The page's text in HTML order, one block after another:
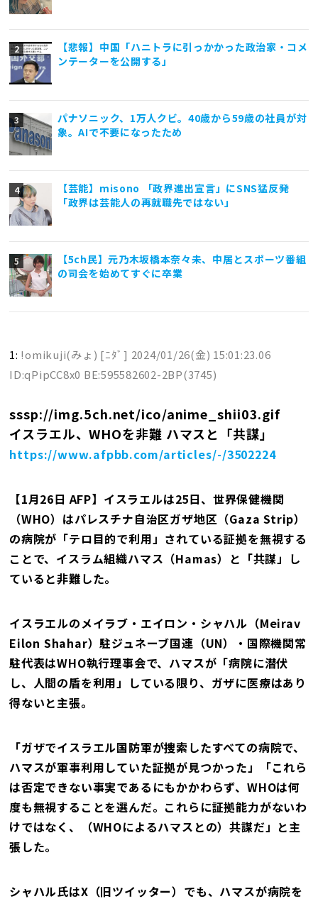
【悲報】中国「ハニトラに引っかかった政治家・コメ
ンテーターを公開する」
パナソニック、1万人クビ。40歳から59歳の社員が対
象。AIで不要になったため
【芸能】misono 「政界進出宣言」にSNS猛反発
「政界は芸能人の再就職先ではない」
【5ch民】元乃木坂橋本奈々未、中居とスポーツ番組
の司会を始めてすぐに卒業
1: !omikuji(みょ) [ﾆﾀﾞ] 2024/01/26(金) 15:01:23.06
ID:qPipCC8x0 BE:595582602-2BP(3745)
sssp://img.5ch.net/ico/anime_shii03.gif
イスラエル、WHOを非難 ハマスと「共謀」
https://www.afpbb.com/articles/-/3502224
【1月26日 AFP】イスラエルは25日、世界保健機関
（WHO）はパレスチナ自治区ガザ地区（Gaza Strip）
の病院が「テロ目的で利用」されている証拠を無視する
ことで、イスラム組織ハマス（Hamas）と「共謀」し
ていると非難した。
イスラエルのメイラブ・エイロン・シャハル（Meirav
Eilon Shahar）駐ジュネーブ国連（UN）・国際機関常
駐代表はWHO執行理事会で、ハマスが「病院に潜伏
し、人間の盾を利用」している限り、ガザに医療はあり
得ないと主張。
「ガザでイスラエル国防軍が捜索したすべての病院で、
ハマスが軍事利用していた証拠が見つかった」「これら
は否定できない事実であるにもかかわらず、WHOは何
度も無視することを選んだ。これらに証拠能力がないわ
けではなく、（WHOによるハマスとの）共謀だ」と主
張した。
シャハル氏はX（旧ツイッター）でも、ハマスが病院を